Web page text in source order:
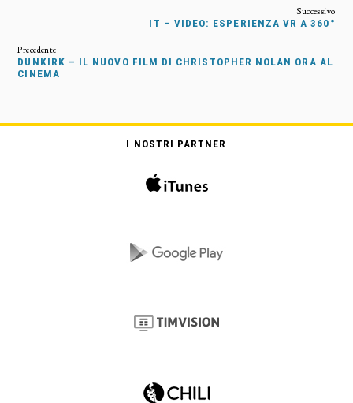
IT – VIDEO: ESPERIENZA VR A 360°
DUNKIRK – IL NUOVO FILM DI CHRISTOPHER NOLAN ORA AL
CINEMA
I NOSTRI PARTNER